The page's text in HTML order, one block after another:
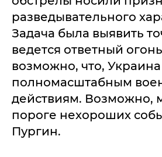
разведывательного
Задача была выявить
ведется ответный
возможно, что, Украина
полномасштабным
действиям. Возможно,
пороге нехороших
Пургин.